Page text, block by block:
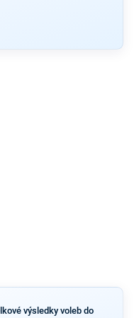
výsledky voleb do